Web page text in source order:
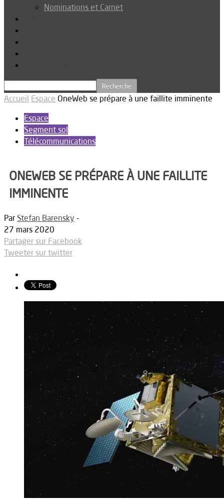
Nominations et Carnet
Accueil Espace OneWeb se prépare à une faillite imminente
Espace
Segment sol
Télécommunications
ONEWEB SE PRÉPARE À UNE FAILLITE
IMMINENTE
Par Stefan Barensky -
27 mars 2020
Partager sur Facebook
Tweeter sur twitter